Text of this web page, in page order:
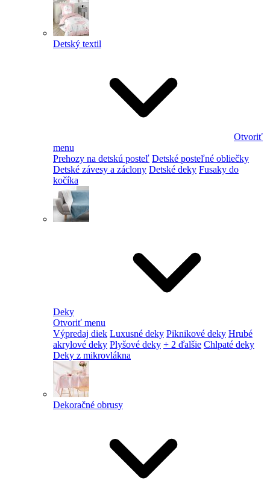
Detský textil
Otvoriť
menu
Prehozy na detskú posteľ Detské posteľné obliečky
Detské závesy a záclony Detské deky Fusaky do
kočíka
Deky
Otvoriť menu
Výpredaj diek Luxusné deky Piknikové deky Hrubé
akrylové deky Plyšové deky + 2 ďalšie Chlpaté deky
Deky z mikrovlákna
Dekoračné obrusy